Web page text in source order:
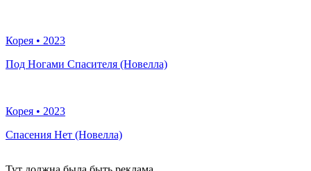
Корея • 2023
Под Ногами Спасителя (Новелла)
Корея • 2023
Спасения Нет (Новелла)